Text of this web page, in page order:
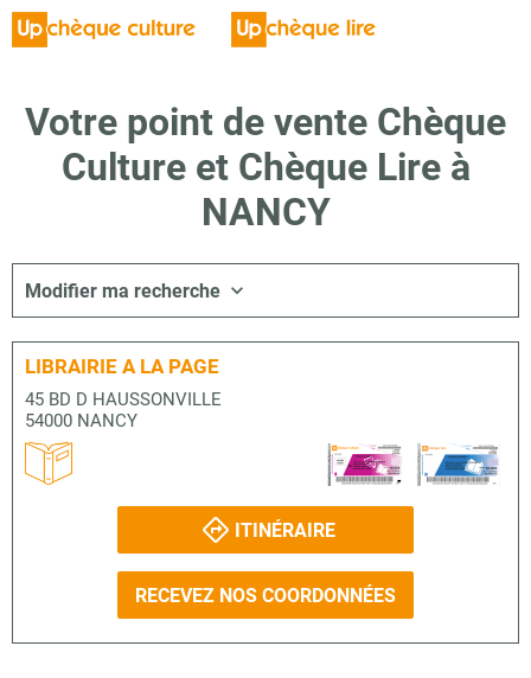
Votre point de vente Chèque
Culture et Chèque Lire à
NANCY
Modifier ma recherche
LIBRAIRIE A LA PAGE
45 BD D HAUSSONVILLE
54000 NANCY
ITINÉRAIRE
RECEVEZ NOS COORDONNÉES